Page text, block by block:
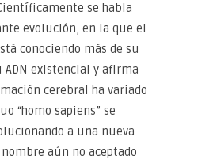
se habla
evolución, en la que el
conociendo más de su
ADN existencial y afirma
cerebral ha variado
“homo sapiens” se
a una nueva
aún no aceptado